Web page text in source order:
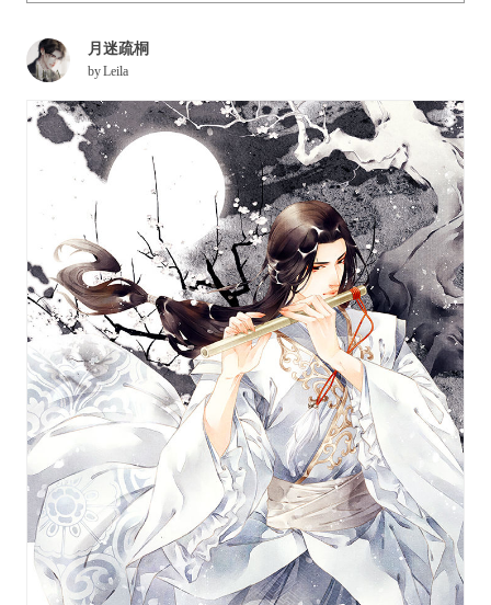
In the language of flower, red plum means "grace" while white
plum blossoms.
Today we are featuring illustrations of plum blossoms. Please
enjoy!
月迷疏桐
byLeila